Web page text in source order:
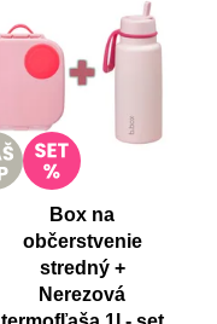
Box na
občerstvenie
stredný +
Nerezová